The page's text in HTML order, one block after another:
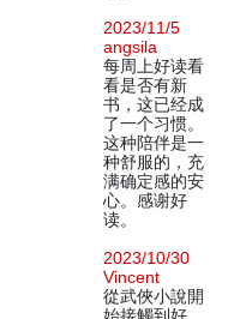
2023/11/5
angsila
每周上好读看
看是否有新
书，这已经成
了一个习惯。
这种陪伴是一
种舒服的，充
满确定感的安
心。感谢好
读。
2023/10/30
Vincent
從武俠小說開